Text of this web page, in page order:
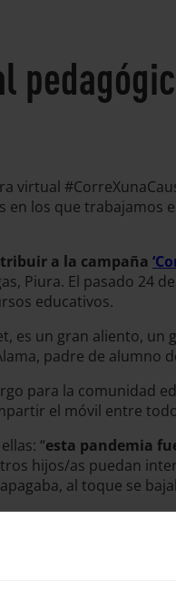
en los que trabajamos
a la campaña
Piura. El pasado
educativos.
es un gran aliento,
padre de alumno
para la comunidad
el móvil entre
“esta pandemia
hijos/as puedan
al toque se
además